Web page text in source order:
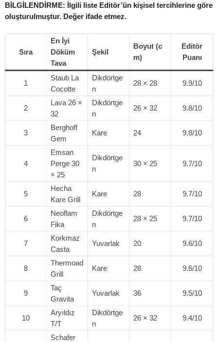
BİLGİLENDİRME: İlgili liste Editör’ün kişisel tercihlerine göre
oluşturulmuştur. Değer ifade etmez.
Sıra
En İyi
Döküm
Tava
Şekil
Boyut (c
m)
Editör
Puanı
1
Staub La
Cocotte
Dikdörtge
n
28 × 28 9.9/10
2
Lava 26 ×
32
Dikdörtge
n
26 × 32 9.8/10
3
Berghoff
Gem
Kare 24 9.8/10
4
Emsan
Perge 30
× 25
Dikdörtge
n
30 × 25 9.7/10
5
Hecha
Kare Grill
Kare 28 9.7/10
6
Neoflam
Fika
Dikdörtge
n
28 × 25 9.7/10
7
Korkmaz
Casta
Yuvarlak 20 9.6/10
8
Thermoad
Grill
Kare 28 9.6/10
9
Taç
Gravita
Yuvarlak 36 9.5/10
10
Aryıldız
T/T
Dikdörtge
n
26 × 32 9.4/10
Schafer